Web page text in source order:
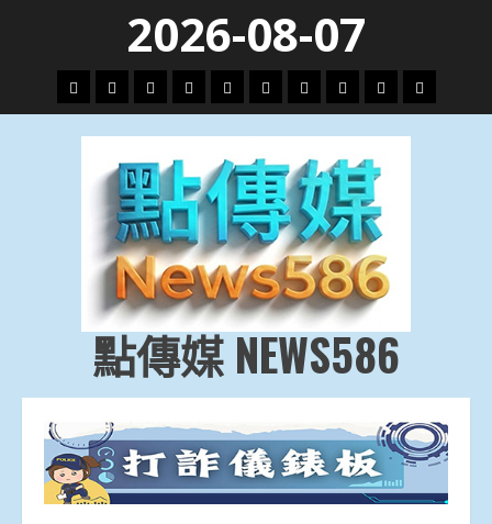
content
2026-08-07
頭
條
財
經
地
方.
會
文
教.
技
專
題
娛
樂
劇
政
治
國
際
運
動
生
活
點傳媒 NEWS586